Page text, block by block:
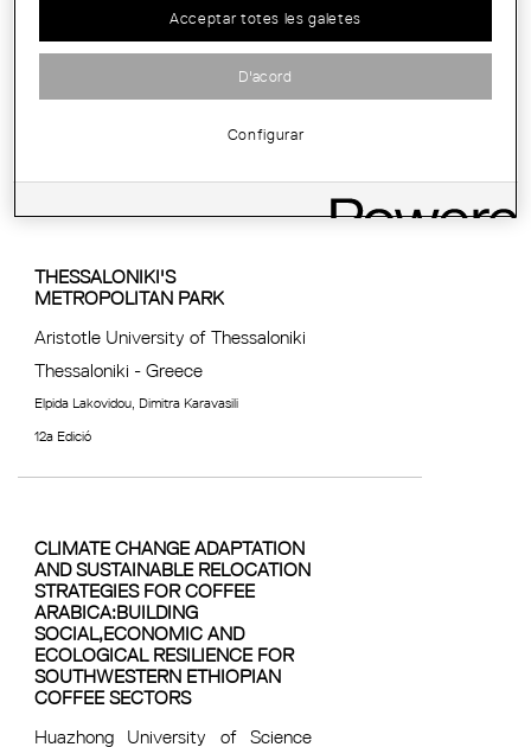
Yuxuan Cai, Jiani Lai, Zheng Yin, Yuhui Yang,
Chenyuan Zhang, Mingze Chen, Yufan Xu,
THESSALONIKI'S
METROPOLITAN PARK
Aristotle University of Thessaloniki
Thessaloniki - Greece
Elpida Lakovidou, Dimitra Karavasili
12a Edició
CLIMATE CHANGE ADAPTATION
AND SUSTAINABLE RELOCATION
STRATEGIES FOR COFFEE
ARABICA:BUILDING
SOCIAL,ECONOMIC AND
ECOLOGICAL RESILIENCE FOR
SOUTHWESTERN ETHIOPIAN
COFFEE SECTORS
Huazhong University of Science
Acceptar totes les galetes
D'acord
Configurar